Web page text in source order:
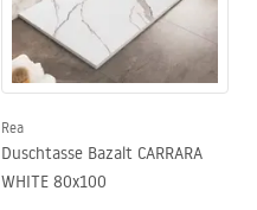
Rea
Duschtasse Bazalt CARRARA
WHITE 80x100